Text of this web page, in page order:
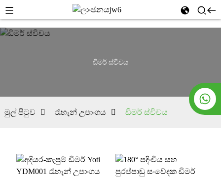
ඩිමර් ස්විචය
මුල් පිටුව රැහැන් උපාංගය ඩිමර් ස්විචය